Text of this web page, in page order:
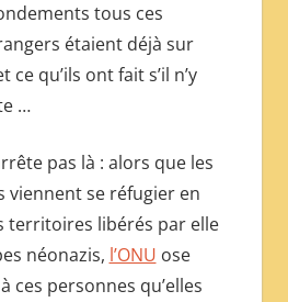
tous ces
étaient déjà sur
qu’ils ont fait s’il n’y
…
pas là : alors que les
viennent se réfugier en
territoires libérés par elle
néonazis, l’ONU ose
ces personnes qu’elles